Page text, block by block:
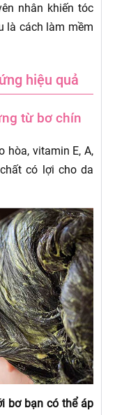
nhân khiến tóc
là cách làm mềm
hiệu quả
từ bơ chín
hòa, vitamin E, A,
có lợi cho da
bơ bạn có thể áp